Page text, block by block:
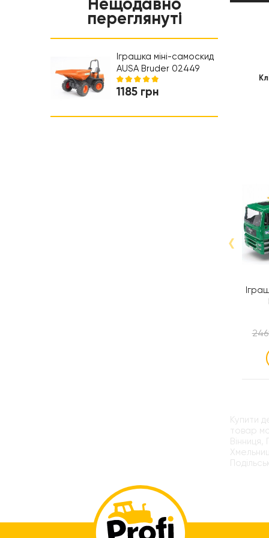
Салон краси
Навчальні іграшки
Нічники та проектори
Коляски та автокрісла
переглянуті
Іграшка міні-самоскид
AUSA Bruder 02449
1185 грн
‹
Купити
товар